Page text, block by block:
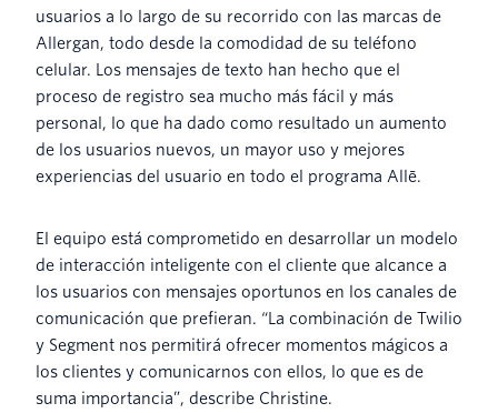
usuarios a lo largo de su recorrido con las marcas de
Allergan, todo desde la comodidad de su teléfono
celular. Los mensajes de texto han hecho que el
proceso de registro sea mucho más fácil y más
personal, lo que ha dado como resultado un aumento
de los usuarios nuevos, un mayor uso y mejores
experiencias del usuario en todo el programa Allē.
El equipo está comprometido en desarrollar un modelo
de interacción inteligente con el cliente que alcance a
los usuarios con mensajes oportunos en los canales de
comunicación que prefieran. “La combinación de Twilio
y Segment nos permitirá ofrecer momentos mágicos a
los clientes y comunicarnos con ellos, lo que es de
suma importancia”, describe Christine.